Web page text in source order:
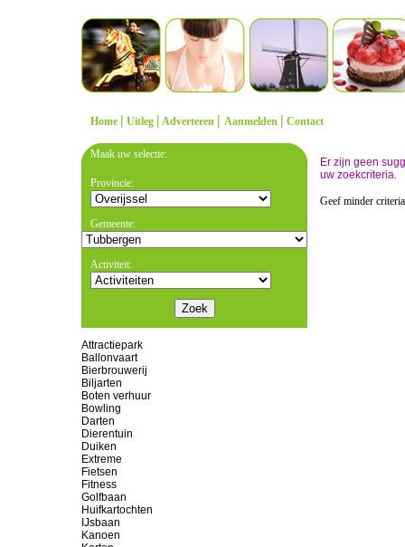
Home | Uitleg | Adverteren | Aanmelden | Contact
Maak uw selectie:
Provincie:
Gemeente:
Activiteit:
Attractiepark
Ballonvaart
Bierbrouwerij
Biljarten
Boten verhuur
Bowling
Darten
Dierentuin
Duiken
Extreme
Fietsen
Fitness
Golfbaan
Huifkartochten
IJsbaan
Kanoen
Er zijn geen
uw zoekcriteria.
Geef minder